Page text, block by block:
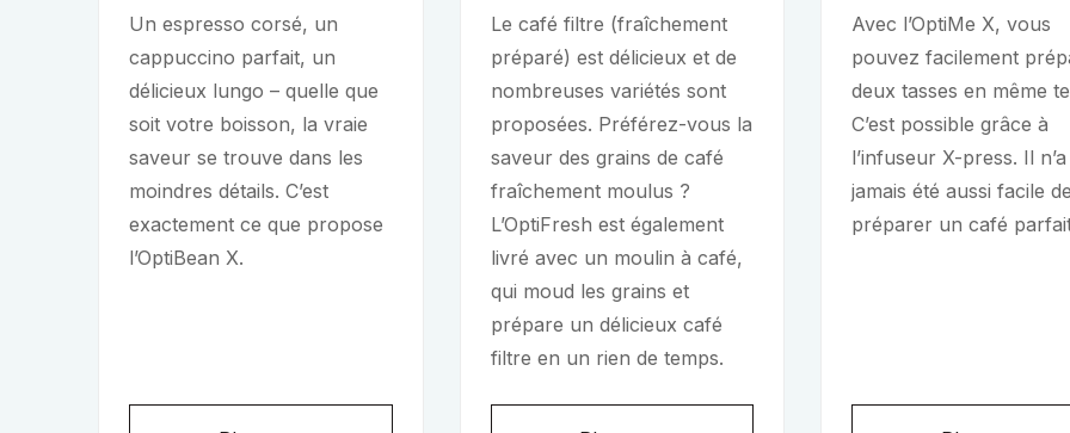
Un espresso corsé, un
cappuccino parfait, un
délicieux lungo – quelle que
soit votre boisson, la vraie
saveur se trouve dans les
moindres détails. C’est
exactement ce que propose
l’OptiBean X.
Le café filtre (fraîchement
préparé) est délicieux et de
nombreuses variétés sont
proposées. Préférez-vous la
saveur des grains de café
fraîchement moulus ?
L’OptiFresh est également
livré avec un moulin à café,
qui moud les grains et
prépare un délicieux café
filtre en un rien de temps.
Avec l’OptiMe X, vous
pouvez facilement
deux tasses en même
C’est possible grâce à
l’infuseur X-press. Il n’a
jamais été aussi facile
préparer un café